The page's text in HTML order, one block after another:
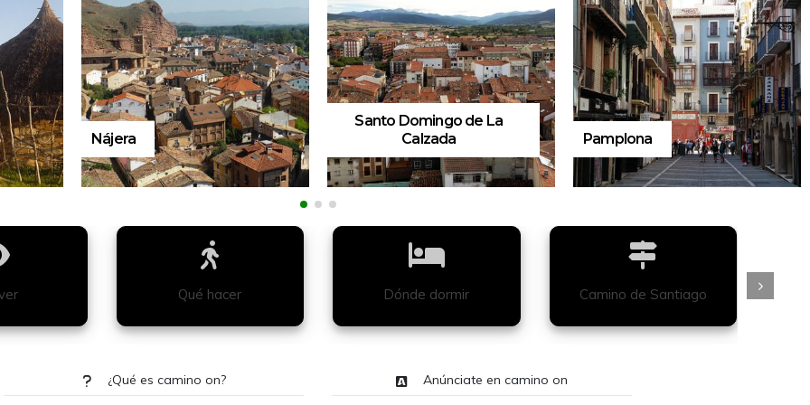
Santo Domingo de La
Calzada
Pamplona Roncesvalles
Qué hacer Dónde dormir Camino de Santiago
¿Qué es camino on? Anúnciate en camino on